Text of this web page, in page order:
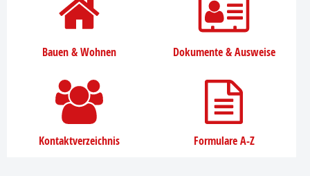
Bauen & Wohnen Dokumente & Ausweise
Kontaktverzeichnis Formulare A-Z